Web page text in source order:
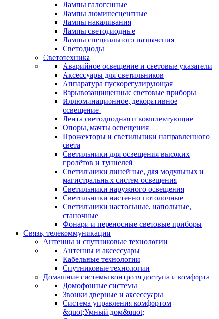
Лампы галогенные
Лампы люминесцентные
Лампы накаливания
Лампы светодиодные
Лампы специального назначения
Светодиоды
Светотехника
Аварийное освещение и световые указатели
Аксессуары для светильников
Аппаратура пускорегулирующая
Взрывозащищенные световые приборы
Иллюминационное, декоративное
освещение
Лента светодиодная и комплектующие
Опоры, мачты освещения
Прожекторы и светильники направленного
света
Светильники для освещения высоких
пролётов и туннелей
Светильники линейные, для модульных и
магистральных систем освещения
Светильники наружного освещения
Светильники настенно-потолочные
Светильники настольные, напольные,
станочные
Фонари и переносные световые приборы
Связь, телекоммуникации
Антенны и спутниковые технологии
Антенны и аксессуары
Кабельные технологии
Спутниковые технологии
Домашние системы контроля доступа и комфорта
Домофонные системы
Звонки дверные и аксессуары
Система управления комфортом
&quot;Умный дом&quot;